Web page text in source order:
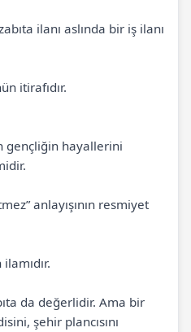
ilanı aslında bir iş ilanı
itirafıdır.
gençliğin hayallerini
anlayışının resmiyet
da değerlidir. Ama bir
şehir plancısını